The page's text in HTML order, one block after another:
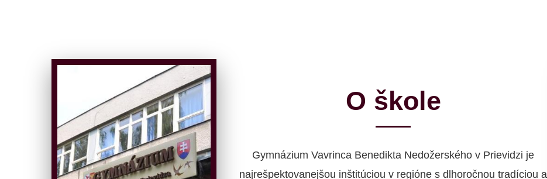
O škole
Gymnázium Vavrinca Benedikta Nedožerského v Prievidzi je
najrešpektovanejšou inštitúciou v regióne s dlhoročnou tradíciou a